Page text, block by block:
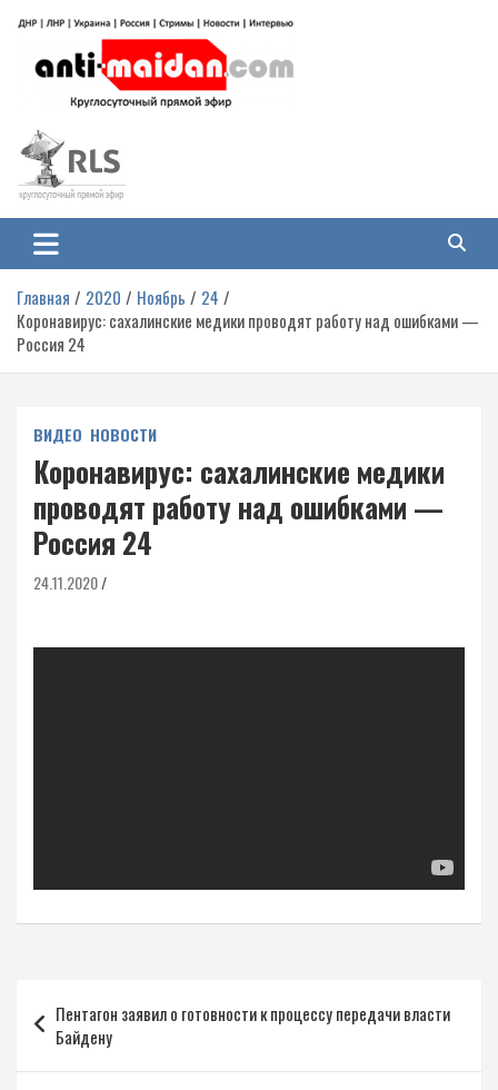
содержимому
Антимайдан: Гражданская война
на Украине
гражданской войне на Украине, включая события в Новороссии, ДНР,
ЛНР и других регионах.
Главная 2020 Ноябрь
24
Коронавирус: сахалинские медики проводят работу над ошибками —
Россия 24
ВИДЕО НОВОСТИ
Коронавирус: сахалинские медики
проводят работу над ошибками —
Россия 24
24.11.2020
по
записям
Пентагон заявил о готовности к процессу передачи власти
Байдену